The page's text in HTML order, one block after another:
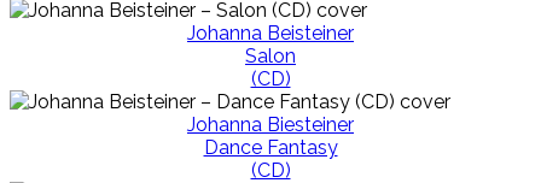
Johanna Beisteiner
Salon
(CD)
Johanna Biesteiner
Dance Fantasy
(CD)